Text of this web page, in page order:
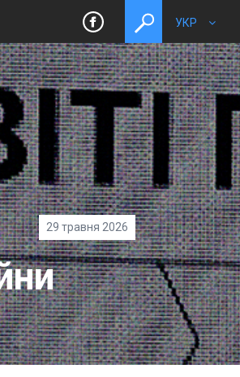
toggle
search
УКР
29 травня 2026